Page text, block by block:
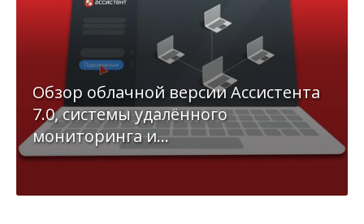
Обзор облачной версии Ассистента
7.0, системы удалённого
мониторинга и...